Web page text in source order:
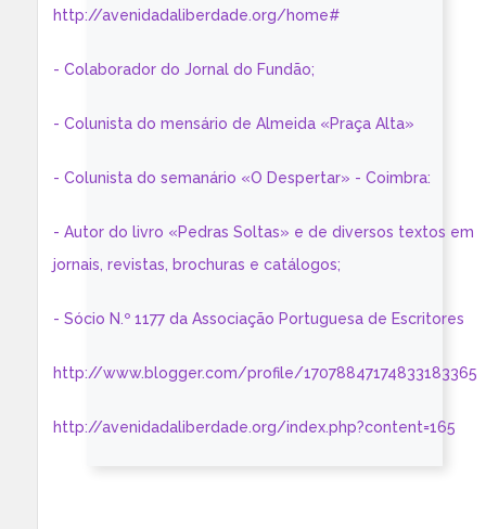
http://avenidadaliberdade.org/home#
- Colaborador do Jornal do Fundão;
- Colunista do mensário de Almeida «Praça Alta»
- Colunista do semanário «O Despertar» - Coimbra:
- Autor do livro «Pedras Soltas» e de diversos textos em
jornais, revistas, brochuras e catálogos;
- Sócio N.º 1177 da Associação Portuguesa de Escritores
http://www.blogger.com/profile/17078847174833183365
http://avenidadaliberdade.org/index.php?content=165